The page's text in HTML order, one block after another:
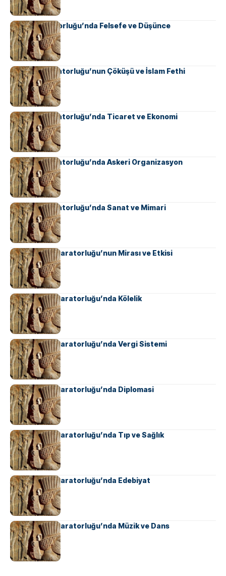
Pers İmparatorluğu’nda Felsefe ve Düşünce
Sasani İmparatorluğu’nun Çöküşü ve İslam Fethi
Sasani İmparatorluğu’nda Ticaret ve Ekonomi
Sasani İmparatorluğu’nda Askeri Organizasyon
Sasani İmparatorluğu’nda Sanat ve Mimari
Ahameniş İmparatorluğu’nun Mirası ve Etkisi
Ahameniş İmparatorluğu’nda Kölelik
Ahameniş İmparatorluğu’nda Vergi Sistemi
Ahameniş İmparatorluğu’nda Diplomasi
Ahameniş İmparatorluğu’nda Tıp ve Sağlık
Ahameniş İmparatorluğu’nda Edebiyat
Ahameniş İmparatorluğu’nda Müzik ve Dans